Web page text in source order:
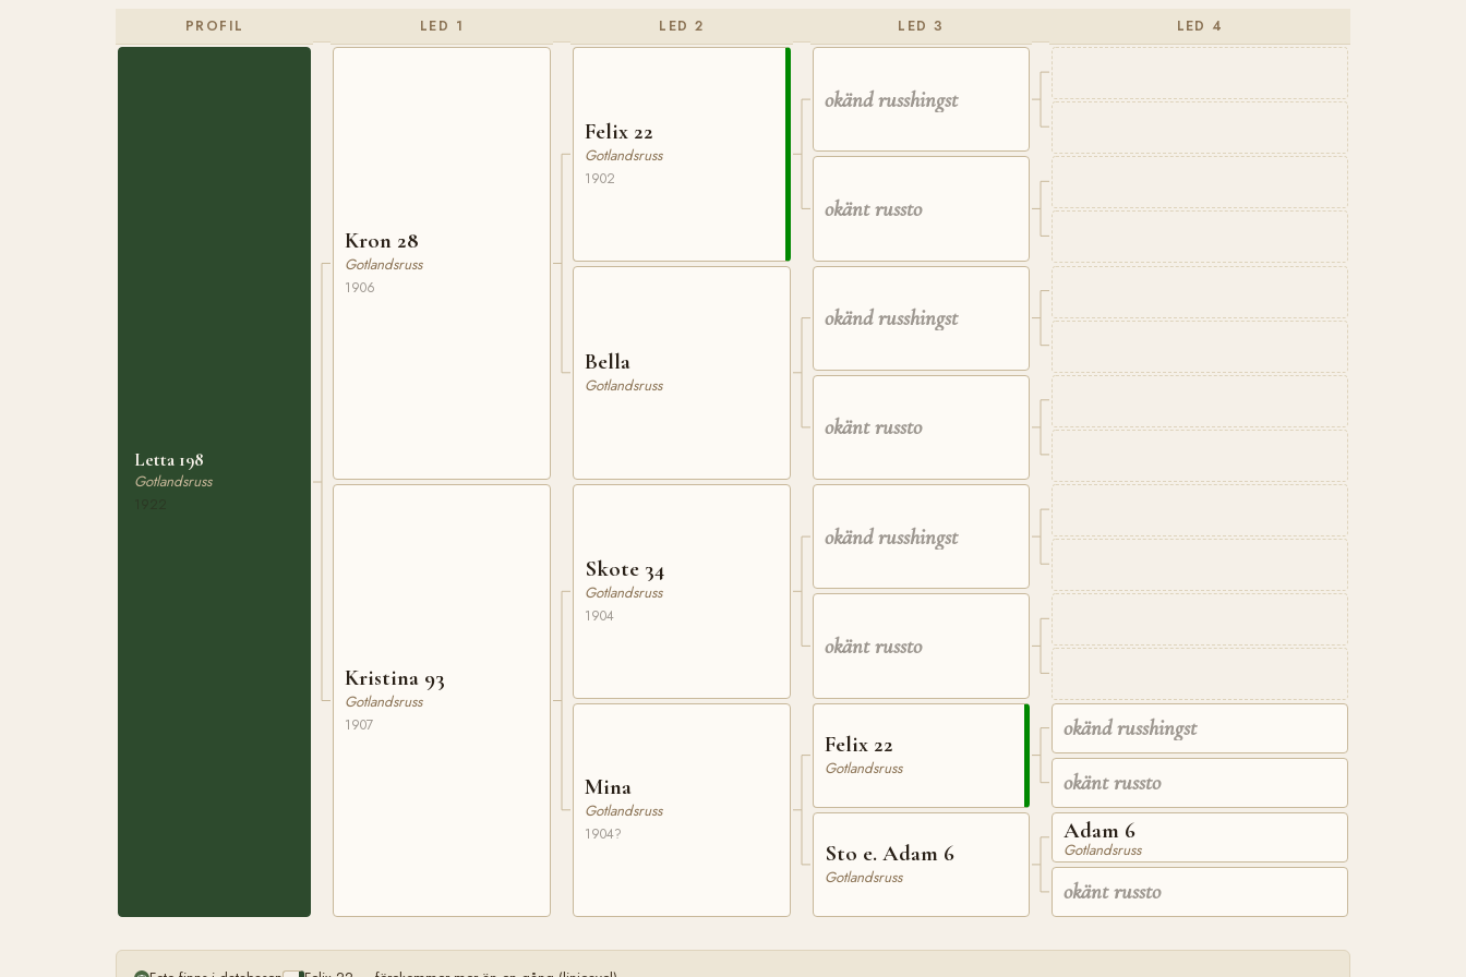
PROFIL
Letta 198
Gotlandsruss
LED 1
Kron 28
Gotlandsruss
1906
Kristina 93
Gotlandsruss
1907
LED 2
Felix 22
Gotlandsruss
1902
Bella
Gotlandsruss
Skote 34
Gotlandsruss
1904
Mina
Gotlandsruss
1904?
LED 3
okänd russhingst
okänt russto
okänd russhingst
okänt russto
okänd russhingst
okänt russto
Felix 22
Gotlandsruss
Sto e. Adam 6
Gotlandsruss
LED 4
okänd russhingst
okänt russto
Adam 6
Gotlandsruss
okänt russto